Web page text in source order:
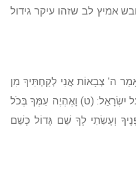
אמיץ לב שזהו עיקר גידול
ה' צְבָאוֹת אֲנִי לְקַחְתִּיךָ מִן
יִשְׂרָאֵל: (ט) וָאֶהְיֶה עִמְּךָ בְּכֹל
וְעָשִׂתִי לְךָ שֵׁם גָּדוֹל כְּשֵׁם